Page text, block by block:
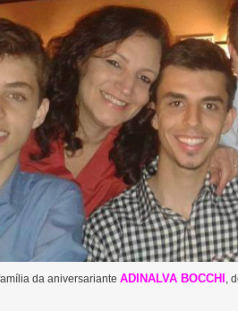
da aniversariante ADINALVA BOCCHI ,